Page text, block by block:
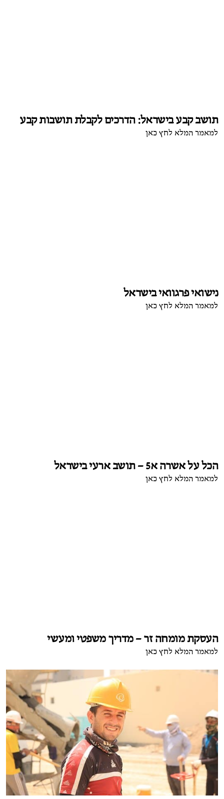
תושב קבע בישראל: הדרכים לקבלת תושבות קבע
למאמר המלא לחץ כאן
נישואי פרגוואי בישראל
למאמר המלא לחץ כאן
הכל על אשרה א5 – תושב ארעי בישראל
למאמר המלא לחץ כאן
העסקת מומחה זר – מדריך משפטי ומעשי
למאמר המלא לחץ כאן